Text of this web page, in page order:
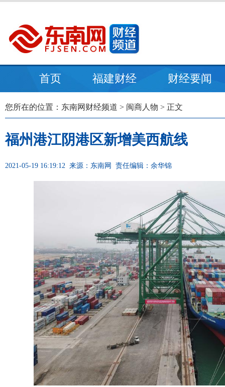
首页 福建财经 财经要闻
您所在的位置： 东南网财经频道 > 闽商人物 > 正文
福州港江阴港区新增美西航线
2021-05-19 16:19:12 来源：东南网 责任编辑：余华锦